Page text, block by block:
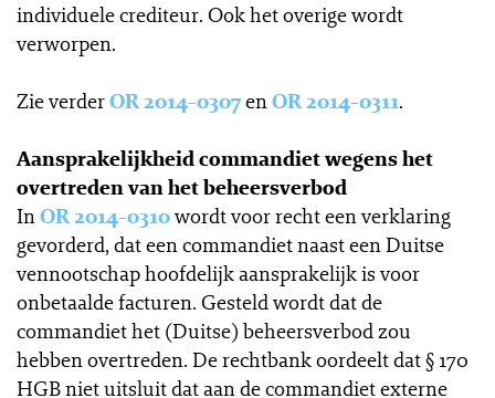
individuele crediteur. Ook het overige wordt
verworpen.
Zie verderOR 2014-0307enOR 2014-0311.
Aansprakelijkheid commandiet wegens het
overtreden van het beheersverbod
InOR 2014-0310wordt voor recht een verklaring
gevorderd, dat een commandiet naast een Duitse
vennootschap hoofdelijk aansprakelijk is voor
onbetaalde facturen. Gesteld wordt dat de
commandiet het (Duitse) beheersverbod zou
hebben overtreden. De rechtbank oordeelt dat § 170
HGB niet uitsluit dat aan de commandiet externe